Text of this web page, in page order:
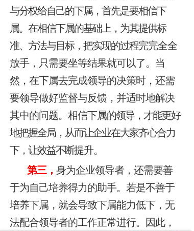
与分权给自己的下属，首先是要相信下
属。在相信下属的基础上，为其提供标
准、方法与目标，把实现的过程完完全全
放手，只需要坐等结果就可以了。当
然，在下属去完成领导的决策时，还需
要领导做好监督与反馈，并适时地解决
其中的问题。相信下属的领导，才能更好
地把握全局，从而让企业在大家齐心合力
下，让效益不断提升。
第三，身为企业领导者，还需要善
于为自己培养得力的助手。若是不善于
培养下属，就会导致下属能力低下，无
法配合领导者的工作正常进行。因此，